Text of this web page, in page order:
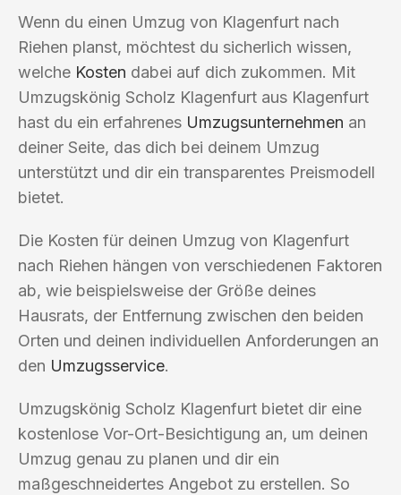
Wenn du einen Umzug von Klagenfurt nach
Riehen planst, möchtest du sicherlich wissen,
welche Kosten dabei auf dich zukommen. Mit
Umzugskönig Scholz Klagenfurt aus Klagenfurt
hast du ein erfahrenes Umzugsunternehmen an
deiner Seite, das dich bei deinem Umzug
unterstützt und dir ein transparentes Preismodell
bietet.
Die Kosten für deinen Umzug von Klagenfurt
nach Riehen hängen von verschiedenen Faktoren
ab, wie beispielsweise der Größe deines
Hausrats, der Entfernung zwischen den beiden
Orten und deinen individuellen Anforderungen an
den Umzugsservice.
Umzugskönig Scholz Klagenfurt bietet dir eine
kostenlose Vor-Ort-Besichtigung an, um deinen
Umzug genau zu planen und dir ein
maßgeschneidertes Angebot zu erstellen. So